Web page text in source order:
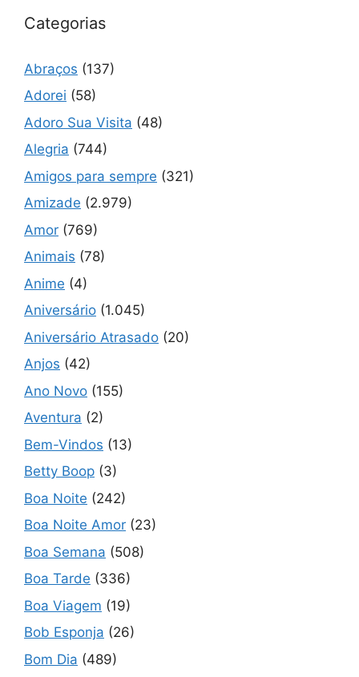
Categorias
Abraços (137)
Adorei (58)
Adoro Sua Visita (48)
Alegria (744)
Amigos para sempre (321)
Amizade (2.979)
Amor (769)
Animais (78)
Anime (4)
Aniversário (1.045)
Aniversário Atrasado (20)
Anjos (42)
Ano Novo (155)
Aventura (2)
Bem-Vindos (13)
Betty Boop (3)
Boa Noite (242)
Boa Noite Amor (23)
Boa Semana (508)
Boa Tarde (336)
Boa Viagem (19)
Bob Esponja (26)
Bom Dia (489)